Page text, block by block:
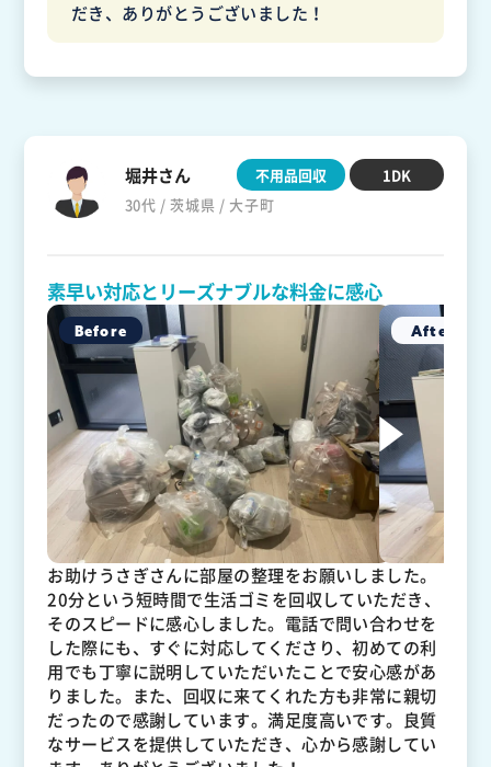
だき、ありがとうございました！
堀井さん
30代 / 茨城県 / 大子町
不用品回収 1DK
素早い対応とリーズナブルな料金に感心
お助けうさぎさんに部屋の整理をお願いしました。
20分という短時間で生活ゴミを回収していただき、
そのスピードに感心しました。電話で問い合わせを
した際にも、すぐに対応してくださり、初めての利
用でも丁寧に説明していただいたことで安心感があ
りました。また、回収に来てくれた方も非常に親切
だったので感謝しています。満足度高いです。良質
なサービスを提供していただき、心から感謝してい